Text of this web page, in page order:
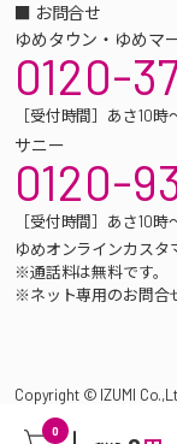
0
■ お問合せ
ゆめタウン・ゆめマ
0120-
［受付時間］あさ10時
サニー
0120-
［受付時間］あさ10時
ゆめオンラインカスタ
※通話料は無料です。
※ネット専用のお問合
Copyright © IZUMI